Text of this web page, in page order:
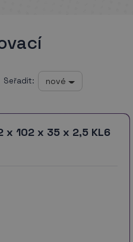
Seřadit: nové
x 102 x 35 x 2,5 KL6